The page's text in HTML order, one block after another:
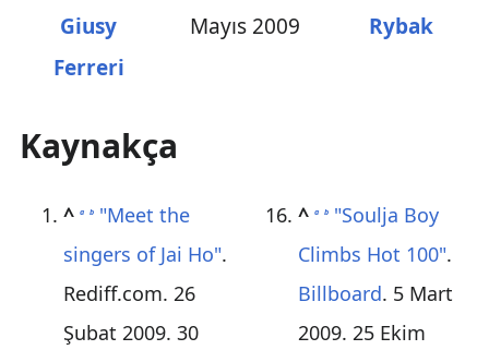
Giusy
Ferreri
Mayıs 2009
Rybak
Kaynakça
^ a b
"Meet the
singers of Jai Ho".
Rediff.com. 26
Şubat 2009. 30
^ a b "Soulja Boy
Climbs Hot 100".
Billboard. 5 Mart
2009. 25 Ekim